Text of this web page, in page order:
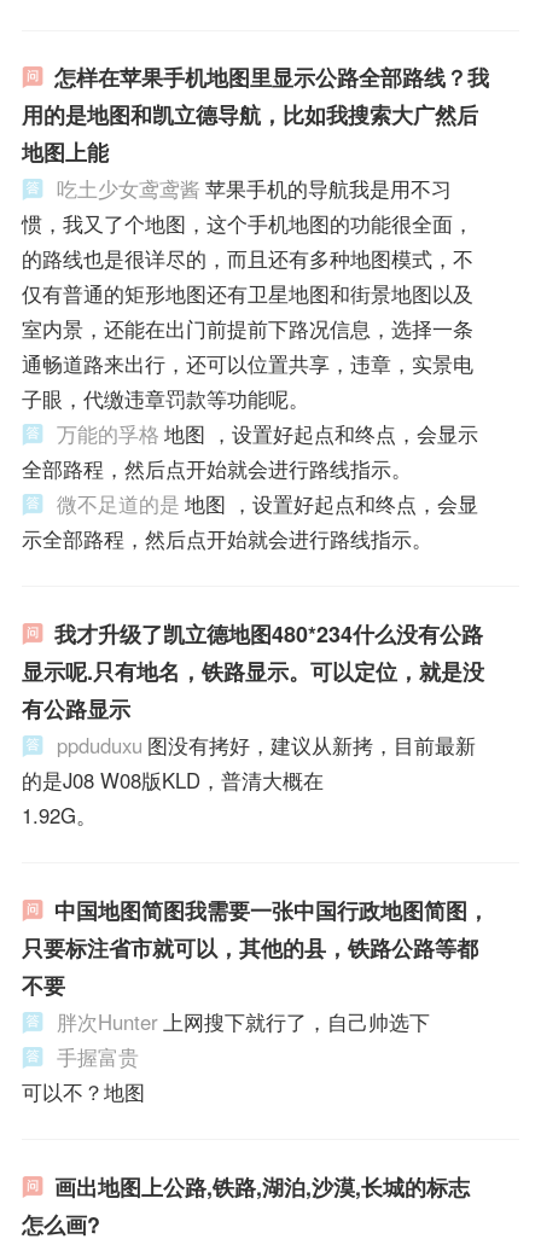
怎样在苹果手机地图里显示公路全部路线？我
用的是地图和凯立德导航，比如我搜索大广然后
地图上能
吃土少女鸢鸢酱 苹果手机的导航我是用不习
惯，我又了个地图，这个手机地图的功能很全面，
的路线也是很详尽的，而且还有多种地图模式，不
仅有普通的矩形地图还有卫星地图和街景地图以及
室内景，还能在出门前提前下路况信息，选择一条
通畅道路来出行，还可以位置共享，违章，实景电
子眼，代缴违章罚款等功能呢。
万能的孚格 地图 ，设置好起点和终点，会显示
全部路程，然后点开始就会进行路线指示。
微不足道的是 地图 ，设置好起点和终点，会显
示全部路程，然后点开始就会进行路线指示。
我才升级了凯立德地图480*234什么没有公路
显示呢.只有地名，铁路显示。可以定位，就是没
有公路显示
ppduduxu 图没有拷好，建议从新拷，目前最新
的是J08 W08版KLD，普清大概在
1.92G。
中国地图简图我需要一张中国行政地图简图，
只要标注省市就可以，其他的县，铁路公路等都
不要
胖次Hunter上网搜下就行了，自己帅选下
手握富贵
可以不？地图
画出地图上公路,铁路,湖泊,沙漠,长城的标志
怎么画?